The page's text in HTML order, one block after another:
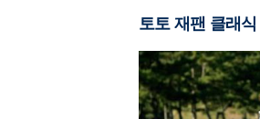
토토 재팬 클래식